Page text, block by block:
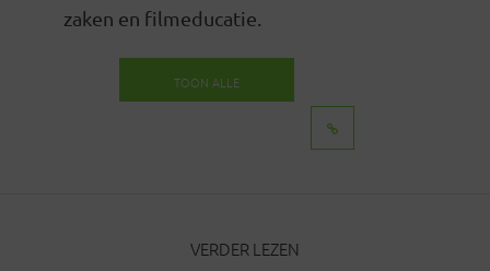
zaken en filmeducatie.
TOON ALLE
VERDER LEZEN